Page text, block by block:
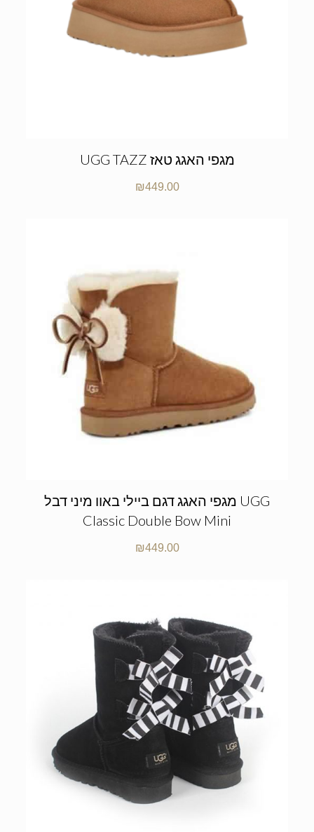
UGG TAZZ מגפי האגג טאז
₪449.00
מגפי האגג דגם ביילי באוו מיני דבל UGG
Classic Double Bow Mini
₪449.00